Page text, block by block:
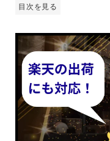
目次を見る